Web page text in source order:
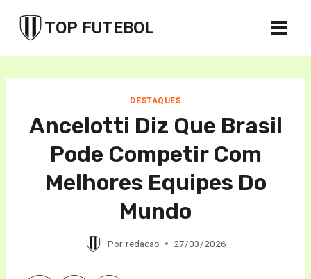
para
TOP FUTEBOL
DESTAQUES
Ancelotti Diz Que Brasil
Pode Competir Com
Melhores Equipes Do
Mundo
Por redacao 27/03/2026